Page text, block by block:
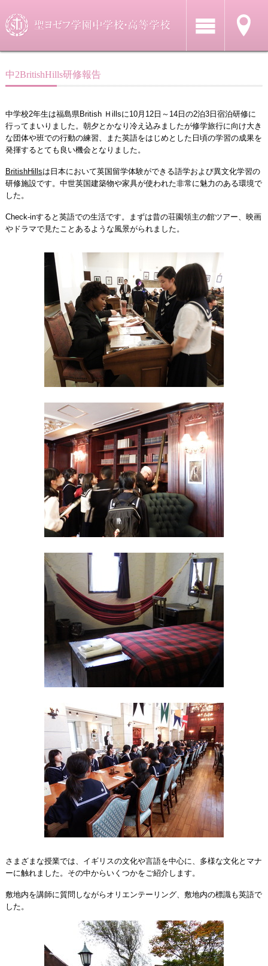
中2BritishHills研修報告
中学校2年生は福島県British Ｈillsに10月12日～14日の2泊3日宿泊研修に
行ってまいりました。朝夕とかなり冷え込みましたが修学旅行に向け大き
な団体や班での行動の練習、また英語をはじめとした日頃の学習の成果を
発揮するとても良い機会となりました。
BritishHillsは日本において英国留学体験ができる語学および異文化学習の
研修施設です。中世英国建築物や家具が使われた非常に魅力のある環境で
した。
Check-inすると英語での生活です。まずは昔の荘園領主の館ツアー、映画
やドラマで見たことあるような風景がられました。
さまざまな授業では、イギリスの文化や言語を中心に、多様な文化とマナ
ーに触れました。その中からいくつかをご紹介します。
敷地内を講師に質問しながらオリエンテーリング、敷地内の標識も英語で
した。